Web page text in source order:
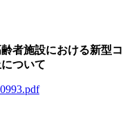
者施設における新型コ
ついて